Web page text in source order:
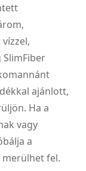
SlimFiber
ajánlott,
Ha a
vagy
a
fel.